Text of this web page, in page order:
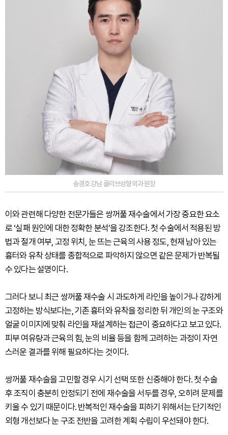
송경호 강남 클리브성형외과 원장
이와 관련해 다양한 전문가들은 쌍꺼풀 재수술에서 가장 중요한 요소
로 ‘실패 원인에 대한 정확한 분석’을 강조한다. 첫 수술에서 적용된 방
법과 절개 여부, 고정 위치, 눈 뜨는 근육의 사용 정도, 현재 남아 있는
흉터와 유착 상태를 종합적으로 파악하지 않으면 같은 문제가 반복될
수 있다는 설명이다.
그러다 보니 최근 쌍꺼풀 재수술 시 과도하게 라인을 높이거나 강하게
고정하는 방식보다는, 기존 흉터와 유착을 정리한 뒤 개인의 눈 구조와
얼굴 이미지에 맞춰 라인을 재설계하는 접근이 중요하다고 보고 있다.
피부 여유량과 근육의 힘, 눈의 비율 등을 함께 고려하는 과정이 자연
스러운 결과를 위해 필요하다는 것이다.
쌍꺼풀 재수술을 고민할 경우 시기 선택 또한 신중해야 한다. 첫 수술
후 조직이 충분히 안정되기 전에 재수술을 서두를 경우, 오히려 문제를
키울 수 있기 때문이다. 반복적인 재수술을 피하기 위해서는 단기적인
외형 개선보다 눈 구조 전반을 고려한 계획 수립이 우선돼야 한다.